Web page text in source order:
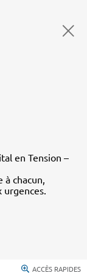
en Tension –
à chacun,
urgences.
ACCÈS RAPIDES